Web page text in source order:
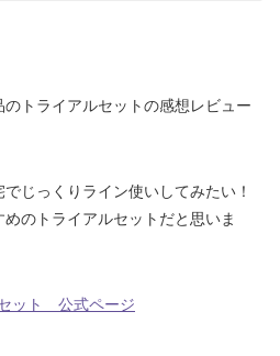
トライアルセットの感想レビュー
じっくりライン使いしてみたい！
のトライアルセットだと思いま